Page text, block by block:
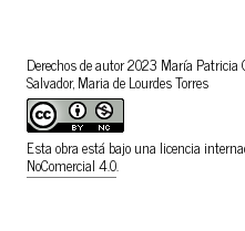
Derechos de autor 2023 María Patricia
Salvador, Maria de Lourdes Torres
Esta obra está bajo una licencia
NoComercial 4.0.